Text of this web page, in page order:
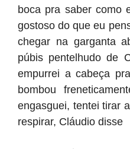
boca pra saber como
gostoso do que eu
chegar na garganta
púbis pentelhudo de
empurrei a cabeça
bombou
engasguei, tentei tirar
respirar, Cláudio disse